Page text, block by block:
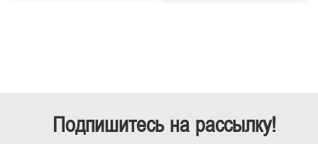
Подпишитесь на рассылку!